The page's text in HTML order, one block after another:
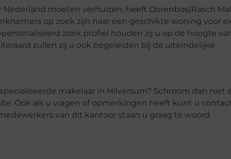
moeten verhuizen, heeft Dorenbos|Rasch
op zoek zijn naar een geschikte woning voor
zoek profiel houden zij u op de hoogte
zullen zij u ook begeleiden bij de uiteindelijke
makelaar in Hilversum? Schroom dan niet
Ook als u vragen of opmerkingen heeft kunt u
van dit kantoor staan u graag te woord.